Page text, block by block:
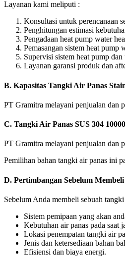
Layanan kami meliputi :
Konsultasi untuk perencanaan
Penghitungan estimasi
Pengadaan heat pump water
Pemasangan sistem heat pump
Supervisi sistem heat pump
Layanan garansi produk dan
B. Kapasitas Tangki Air Panas
PT Gramitra melayani penjualan dan
C. Tangki Air Panas SUS 304
PT Gramitra melayani penjualan dan
Pemilihan bahan tangki air panas ini
D. Pertimbangan Sebelum
Sebelum Anda membeli sebuah
Sistem pemipaan yang akan
Kebutuhan air panas pada saat
Lokasi penempatan tangki air
Jenis dan ketersediaan bahan
Efisiensi dan biaya energi.